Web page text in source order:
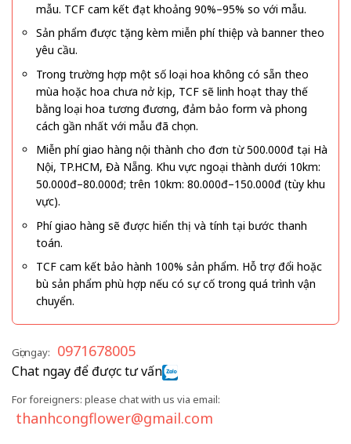
mẫu. TCF cam kết đạt khoảng 90%–95% so với mẫu.
Sản phẩm được tặng kèm miễn phí thiệp và banner theo
yêu cầu.
Trong trường hợp một số loại hoa không có sẵn theo
mùa hoặc hoa chưa nở kịp, TCF sẽ linh hoạt thay thế
bằng loại hoa tương đương, đảm bảo form và phong
cách gần nhất với mẫu đã chọn.
Miễn phí giao hàng nội thành cho đơn từ 500.000đ tại Hà
Nội, TP.HCM, Đà Nẵng. Khu vực ngoại thành dưới 10km:
50.000đ–80.000đ; trên 10km: 80.000đ–150.000đ (tùy khu
vực).
Phí giao hàng sẽ được hiển thị và tính tại bước thanh
toán.
TCF cam kết bảo hành 100% sản phẩm. Hỗ trợ đổi hoặc
bù sản phẩm phù hợp nếu có sự cố trong quá trình vận
chuyển.
Gọi ngay: 0971678005
Chat ngay để được tư vấn
For foreigners: please chat with us via email:
thanhcongflower@gmail.com